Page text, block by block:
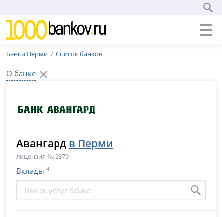
Банки Перми Список банков
О банке
Авангард в Перми
лицензия № 2879
Вклады 4